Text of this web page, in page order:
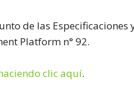
de las Especificaciones
Platform n° 92.
clic aquí.